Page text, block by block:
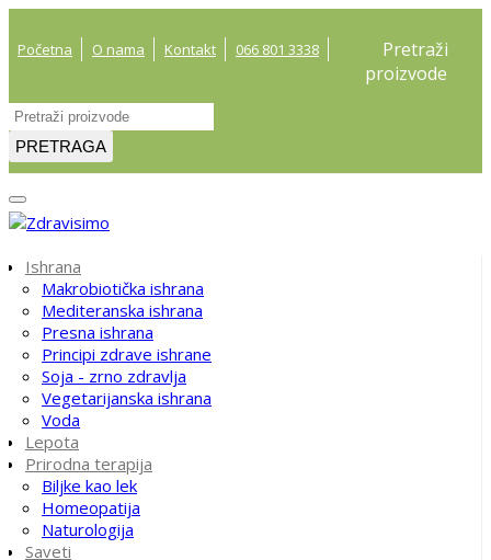
Početna O nama Kontakt 066 801 3338
Pretraži
proizvode
PRETRAGA
Ishrana
Makrobiotička ishrana
Mediteranska ishrana
Presna ishrana
Principi zdrave ishrane
Soja - zrno zdravlja
Vegetarijanska ishrana
Voda
Lepota
Prirodna terapija
Biljke kao lek
Homeopatija
Naturologija
Saveti